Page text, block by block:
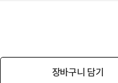
장바구니 담기